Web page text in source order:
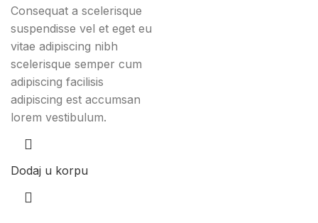
cena
je
bila:
$399.00.
cena
je:
$349.00.
Consequat a scelerisque
suspendisse vel et eget eu
vitae adipiscing nibh
scelerisque semper cum
adipiscing facilisis
adipiscing est accumsan
lorem vestibulum.
Dodaj u korpu